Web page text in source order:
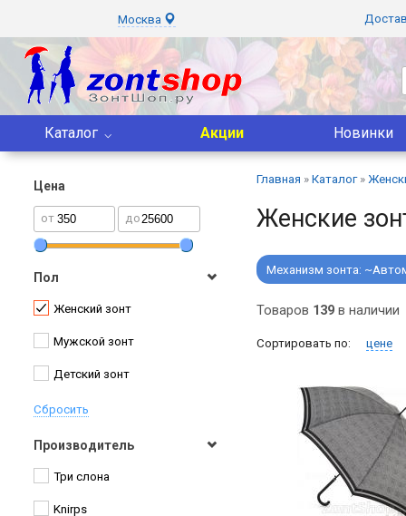
Москва
Каталог Акции Новинки
Цена
от до
Пол
Женский зонт
Мужской зонт
Детский зонт
Сбросить
Производитель
Три слона
Knirps
Главная » Каталог»
Женские
Механизм зонта:
Товаров 139в наличии
Сортировать по: цене